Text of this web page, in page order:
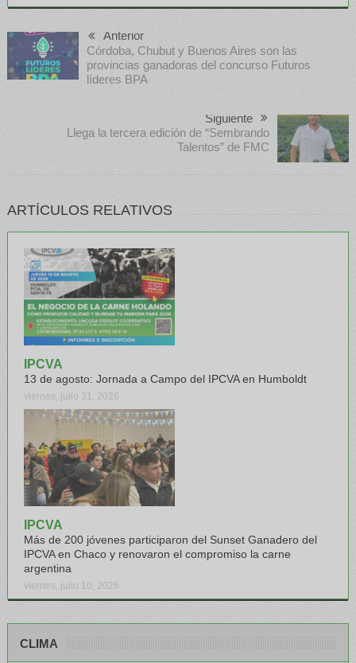
Anterior
Córdoba, Chubut y Buenos Aires son las
provincias ganadoras del concurso Futuros
líderes BPA
Siguiente
Llega la tercera edición de “Sembrando
Talentos” de FMC
ARTÍCULOS RELATIVOS
IPCVA
13 de agosto: Jornada a Campo del IPCVA en Humboldt
viernes, julio 31, 2026
IPCVA
Más de 200 jóvenes participaron del Sunset Ganadero del
IPCVA en Chaco y renovaron el compromiso la carne
argentina
viernes, julio 10, 2026
CLIMA